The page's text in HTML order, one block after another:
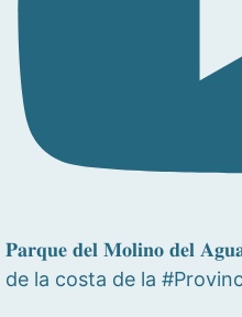
𝐏𝐚𝐫𝐪𝐮𝐞 𝐝𝐞𝐥 𝐌𝐨𝐥𝐢𝐧𝐨 𝐝𝐞𝐥
de la costa de la